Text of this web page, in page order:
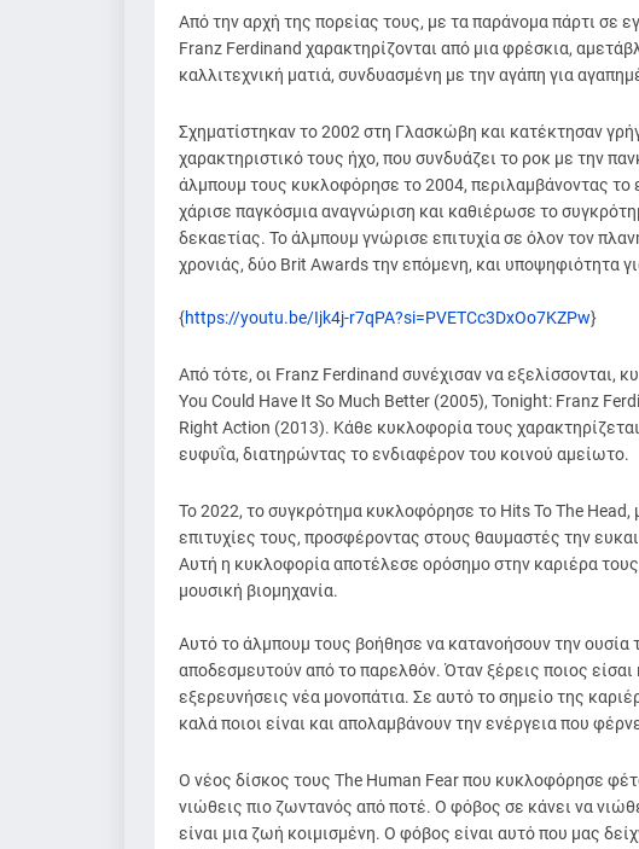
Από την αρχή της πορείας τους, με τα παράνομα πάρτι σε
Franz Ferdinand χαρακτηρίζονται από μια φρέσκια,
καλλιτεχνική ματιά, συνδυασμένη με την αγάπη για
Σχηματίστηκαν το 2002 στη Γλασκώβη και κατέκτησαν
χαρακτηριστικό τους ήχο, που συνδυάζει το ροκ με την
άλμπουμ τους κυκλοφόρησε το 2004, περιλαμβάνοντας το
χάρισε παγκόσμια αναγνώριση και καθιέρωσε το
δεκαετίας. Το άλμπουμ γνώρισε επιτυχία σε όλον τον
χρονιάς, δύο Brit Awards την επόμενη, και υποψηφιότητα
{https://youtu.be/Ijk4j-r7qPA?si=PVETCc3DxOo7KZPw}
Από τότε, οι Franz Ferdinand συνέχισαν να
You Could Have It So Much Better (2005), Tonight: Franz
Right Action (2013). Κάθε κυκλοφορία τους
ευφυΐα, διατηρώντας το ενδιαφέρον του κοινού αμείωτο.
Το 2022, το συγκρότημα κυκλοφόρησε το Hits To The Head,
επιτυχίες τους, προσφέροντας στους θαυμαστές την
Αυτή η κυκλοφορία αποτέλεσε ορόσημο στην καριέρα
μουσική βιομηχανία.
Αυτό το άλμπουμ τους βοήθησε να κατανοήσουν την ουσία
αποδεσμευτούν από το παρελθόν. Όταν ξέρεις ποιος
εξερευνήσεις νέα μονοπάτια. Σε αυτό το σημείο της
καλά ποιοι είναι και απολαμβάνουν την ενέργεια που
Ο νέος δίσκος τους The Human Fear που κυκλοφόρησε
νιώθεις πιο ζωντανός από ποτέ. Ο φόβος σε κάνει να
είναι μια ζωή κοιμισμένη. Ο φόβος είναι αυτό που μας